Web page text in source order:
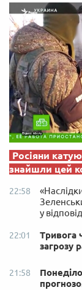
Росіяни
знайшли цей
22:58
у
22:01
Тривога
загрозу
21:58